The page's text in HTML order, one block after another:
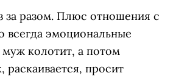
за разом. Плюс отношения с
всегда эмоциональные
муж колотит, а потом
раскаивается, просит